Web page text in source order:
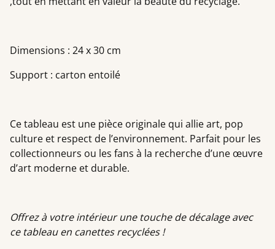
Dimensions : 24 x 30 cm
Support : carton entoilé
Ce tableau est une pièce originale qui allie art, pop
culture et respect de l’environnement. Parfait pour les
collectionneurs ou les fans à la recherche d’une œuvre
d’art moderne et durable.
Offrez à votre intérieur une touche de décalage avec
ce tableau en canettes recyclées !